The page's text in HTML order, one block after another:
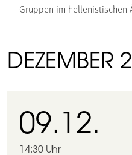
Gruppen im hellenistischen
DEZEMBER
09.12.
14:30 Uhr